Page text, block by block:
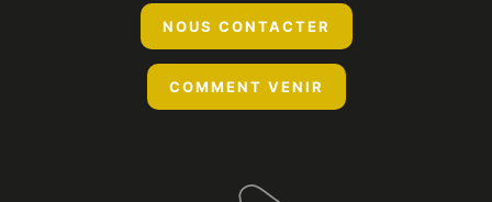
NOUS CONTACTER
COMMENT VENIR